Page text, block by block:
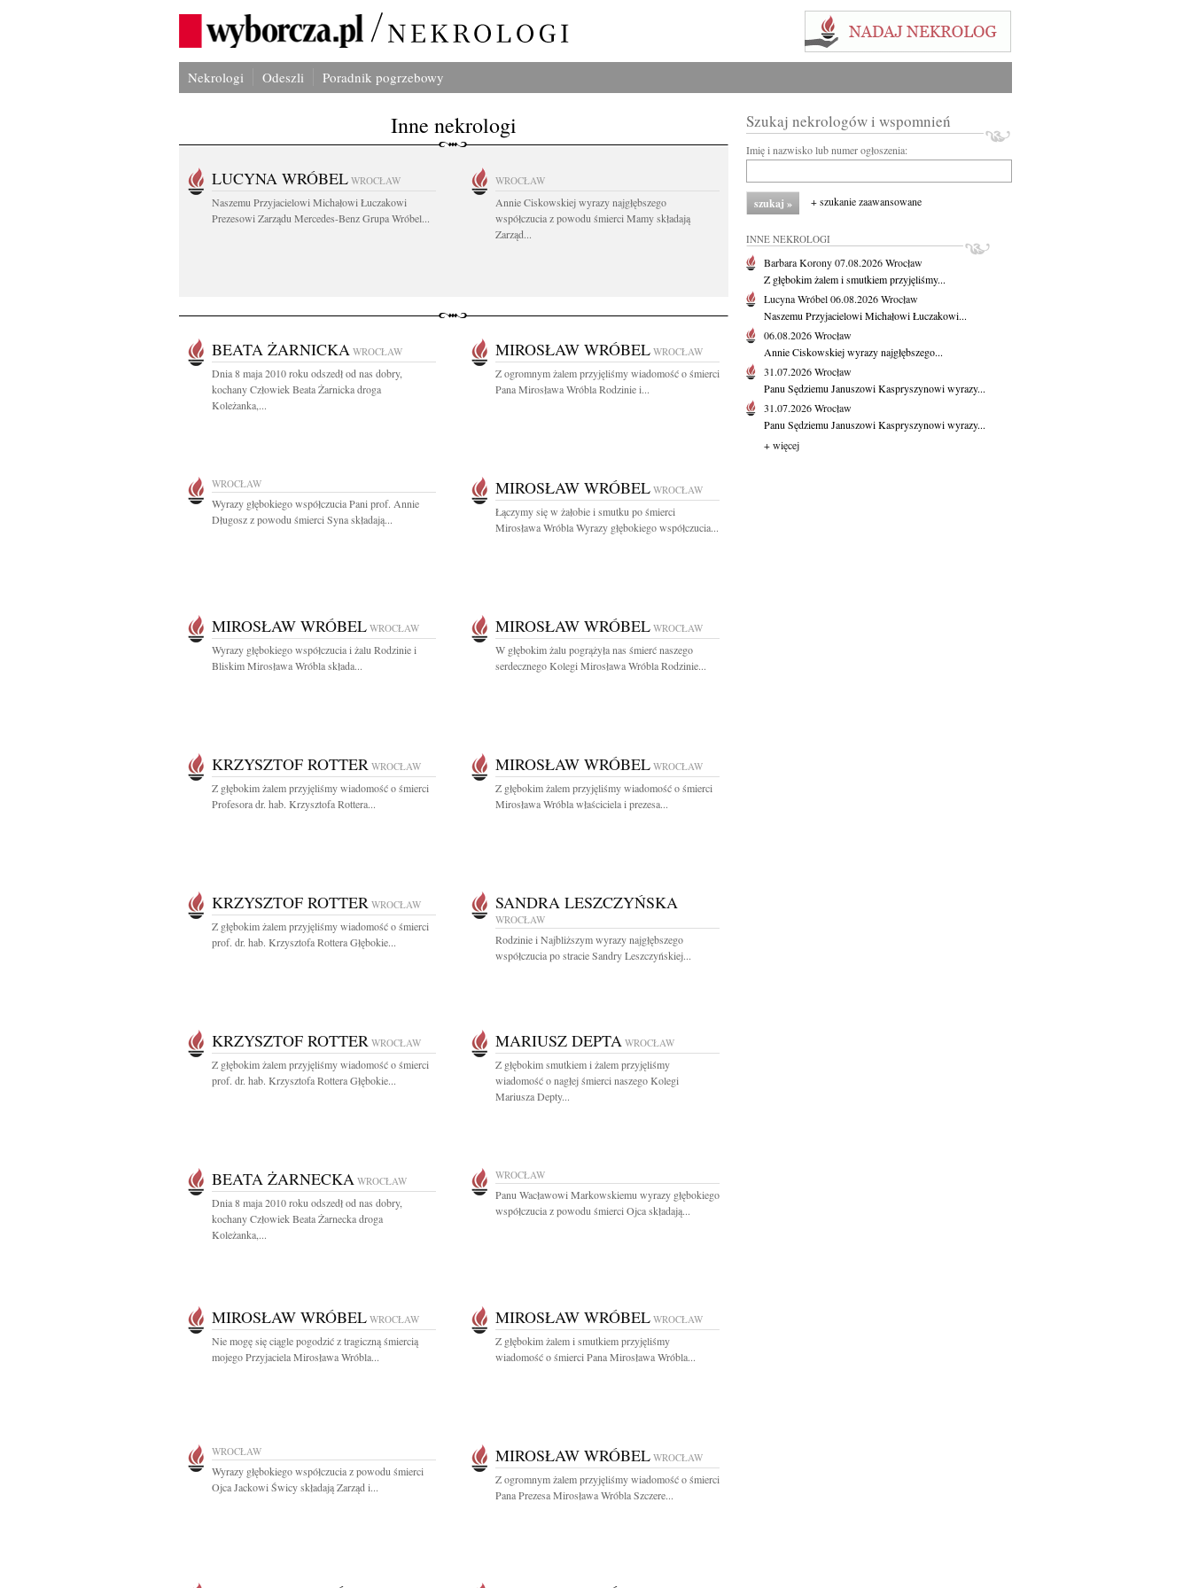
Nekrologi Odeszli Poradnik pogrzebowy
Inne nekrologi
LUCYNA WRÓBEL WROCŁAW
Naszemu Przyjacielowi Michałowi Łuczakowi
Prezesowi Zarządu Mercedes-Benz Grupa Wróbel...
WROCŁAW
Annie Ciskowskiej wyrazy najgłębszego
współczucia z powodu śmierci Mamy składają
Zarząd...
BEATA ŻARNICKA WROCŁAW
Dnia 8 maja 2010 roku odszedł od nas dobry,
kochany Człowiek Beata Żarnicka droga
Koleżanka,...
MIROSŁAW WRÓBEL WROCŁAW
Z ogromnym żalem przyjęliśmy wiadomość o śmierci
Pana Mirosława Wróbla Rodzinie i...
WROCŁAW
Wyrazy głębokiego współczucia Pani prof. Annie
Długosz z powodu śmierci Syna składają...
MIROSŁAW WRÓBEL WROCŁAW
Łączymy się w żałobie i smutku po śmierci
Mirosława Wróbla Wyrazy głębokiego współczucia...
MIROSŁAW WRÓBEL WROCŁAW
Wyrazy głębokiego współczucia i żalu Rodzinie i
Bliskim Mirosława Wróbla składa...
MIROSŁAW WRÓBEL WROCŁAW
W głębokim żalu pogrążyła nas śmierć naszego
serdecznego Kolegi Mirosława Wróbla Rodzinie...
KRZYSZTOF ROTTER WROCŁAW
Z głębokim żalem przyjęliśmy wiadomość o śmierci
Profesora dr. hab. Krzysztofa Rottera...
MIROSŁAW WRÓBEL WROCŁAW
Z głębokim żalem przyjęliśmy wiadomość o śmierci
Mirosława Wróbla właściciela i prezesa...
KRZYSZTOF ROTTER WROCŁAW
Z głębokim żalem przyjęliśmy wiadomość o śmierci
prof. dr. hab. Krzysztofa Rottera Głębokie...
SANDRA LESZCZYŃSKA
WROCŁAW
Rodzinie i Najbliższym wyrazy najgłębszego
współczucia po stracie Sandry Leszczyńskiej...
KRZYSZTOF ROTTER WROCŁAW
Z głębokim żalem przyjęliśmy wiadomość o śmierci
prof. dr. hab. Krzysztofa Rottera Głębokie...
MARIUSZ DEPTA WROCŁAW
Z głębokim smutkiem i żalem przyjęliśmy
wiadomość o nagłej śmierci naszego Kolegi
Mariusza Depty...
BEATA ŻARNECKA WROCŁAW
Dnia 8 maja 2010 roku odszedł od nas dobry,
kochany Człowiek Beata Żarnecka droga
Koleżanka,...
WROCŁAW
Panu Wacławowi Markowskiemu wyrazy głębokiego
współczucia z powodu śmierci Ojca składają...
MIROSŁAW WRÓBEL WROCŁAW
Nie mogę się ciągle pogodzić z tragiczną śmiercią
mojego Przyjaciela Mirosława Wróbla...
MIROSŁAW WRÓBEL WROCŁAW
Z głębokim żalem i smutkiem przyjęliśmy
wiadomość o śmierci Pana Mirosława Wróbla...
WROCŁAW
Wyrazy głębokiego współczucia z powodu śmierci
Ojca Jackowi Świcy składają Zarząd i...
MIROSŁAW WRÓBEL WROCŁAW
Z ogromnym żalem przyjęliśmy wiadomość o śmierci
Pana Prezesa Mirosława Wróbla Szczere...
Szukaj nekrologów i wspomnień
Imię i nazwisko lub numer ogłoszenia:
+ szukanie zaawansowane
INNE NEKROLOGI
Barbara Korony07.08.2026Wrocław
Z głębokim żalem i smutkiem przyjęliśmy...
Lucyna Wróbel06.08.2026Wrocław
Naszemu Przyjacielowi Michałowi Łuczakowi...
06.08.2026Wrocław
Annie Ciskowskiej wyrazy najgłębszego...
31.07.2026Wrocław
Panu Sędziemu Januszowi Kaspryszynowi wyrazy...
31.07.2026Wrocław
Panu Sędziemu Januszowi Kaspryszynowi wyrazy...
+ więcej